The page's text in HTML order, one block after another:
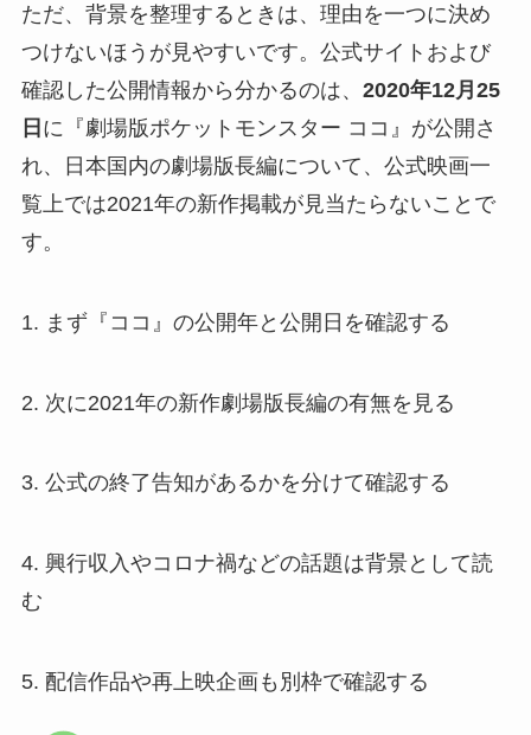
ただ、背景を整理するときは、理由を一つに決め
つけないほうが見やすいです。公式サイトおよび
確認した公開情報から分かるのは、 2020年12月25
日 に『劇場版ポケットモンスター ココ』が公開さ
れ、日本国内の劇場版長編について、公式映画一
覧上では2021年の新作掲載が見当たらないことで
す。
1. まず『ココ』の公開年と公開日を確認する
2. 次に2021年の新作劇場版長編の有無を見る
3. 公式の終了告知があるかを分けて確認する
4. 興行収入やコロナ禍などの話題は背景として読
む
5. 配信作品や再上映企画も別枠で確認する